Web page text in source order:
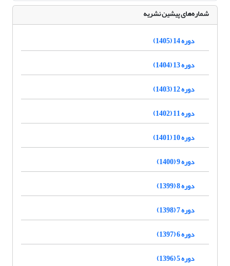
شماره‌های پیشین نشریه
دوره 14 (1405)
دوره 13 (1404)
دوره 12 (1403)
دوره 11 (1402)
دوره 10 (1401)
دوره 9 (1400)
دوره 8 (1399)
دوره 7 (1398)
دوره 6 (1397)
دوره 5 (1396)